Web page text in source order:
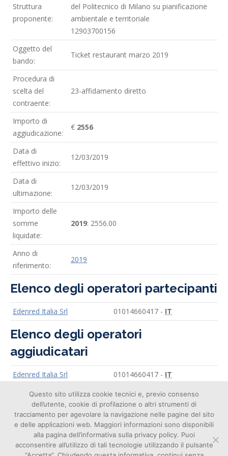
Struttura
proponente:
del Politecnico di Milano su pianificazione
ambientale e territoriale
12903700156
Oggetto del
bando:
Ticket restaurant marzo 2019
Procedura di
scelta del
contraente:
23-affidamento diretto
Importo di
aggiudicazione:
€ 2556
Data di
effettivo inizio:
12/03/2019
Data di
ultimazione:
12/03/2019
Importo delle
somme
liquidate:
2019: 2556.00
Anno di
riferimento:
2019
Elenco degli operatori partecipanti
Edenred Italia Srl 01014660417 - IT
Elenco degli operatori
aggiudicatari
Edenred Italia Srl 01014660417 - IT
Cookie
Questo sito utilizza cookie tecnici e, previo consenso
dell’utente, cookie di profilazione o altri strumenti di
tracciamento per agevolare la navigazione nelle pagine del sito
e delle applicazioni web. Maggiori informazioni sono disponibili
alla pagina dell’informativa sulla privacy policy. Puoi
acconsentire all’utilizzo di tali tecnologie utilizzando il pulsante